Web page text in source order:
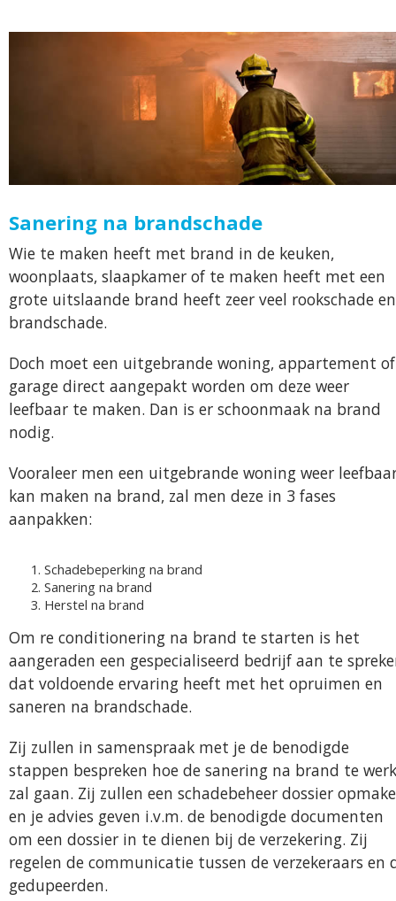
Sanering na brandschade
Wie te maken heeft met brand in de keuken,
woonplaats, slaapkamer of te maken heeft met een
grote uitslaande brand heeft zeer veel rookschade en
brandschade.
Doch moet een uitgebrande woning, appartement of
garage direct aangepakt worden om deze weer
leefbaar te maken. Dan is er schoonmaak na brand
nodig.
Vooraleer men een uitgebrande woning weer
kan maken na brand, zal men deze in 3 fases
aanpakken:
Schadebeperking na brand
Sanering na brand
Herstel na brand
Om re conditionering na brand te starten is het
aangeraden een gespecialiseerd bedrijf aan te
dat voldoende ervaring heeft met het opruimen en
saneren na brandschade.
Zij zullen in samenspraak met je de benodigde
stappen bespreken hoe de sanering na brand te werk
zal gaan. Zij zullen een schadebeheer dossier
en je advies geven i.v.m. de benodigde documenten
om een dossier in te dienen bij de verzekering. Zij
regelen de communicatie tussen de verzekeraars en
gedupeerden.